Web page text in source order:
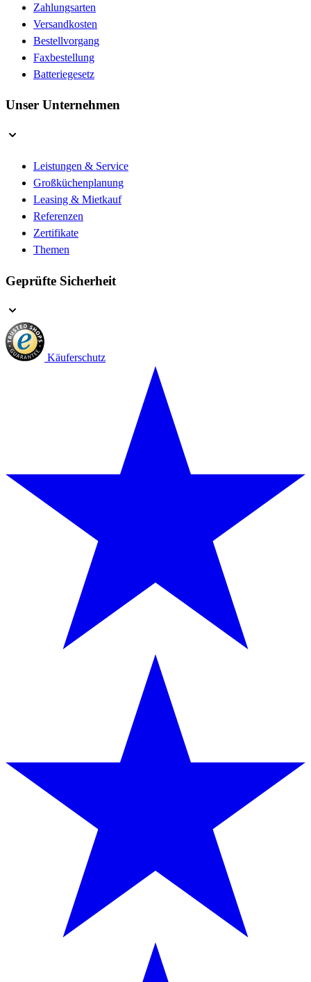
Zahlungsarten
Versandkosten
Bestellvorgang
Faxbestellung
Batteriegesetz
Unser Unternehmen
Leistungen & Service
Großküchenplanung
Leasing & Mietkauf
Referenzen
Zertifikate
Themen
Geprüfte Sicherheit
Käuferschutz